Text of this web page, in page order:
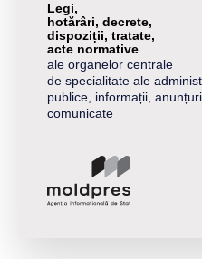
Legi,
hotărâri, decrete,
dispoziții, tratate,
acte normative
ale organelor centrale
de specialitate ale
publice, informații,
comunicate